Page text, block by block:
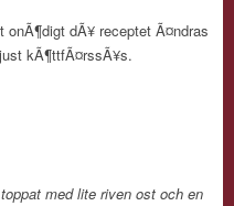
dÃ¥ receptet Ã¤ndras
kÃ¶ttfÃ¤rssÃ¥s.
med lite riven ost och en